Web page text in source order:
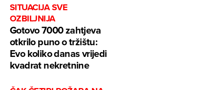
SITUACIJA SVE
OZBILJNIJA
Gotovo 7000 zahtjeva
otkrilo puno o tržištu:
Evo koliko danas vrijedi
kvadrat nekretnine